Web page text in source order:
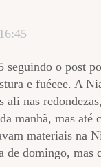
seguindo o post
e fuéeee. A
ali nas
manhã, mas até
materiais na
de domingo, mas